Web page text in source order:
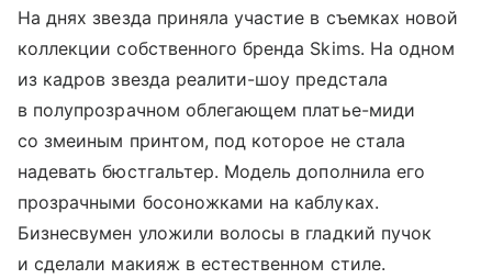
На днях звезда приняла участие в съемках новой
коллекции собственного бренда Skims. На одном
из кадров звезда реалити-шоу предстала
в полупрозрачном облегающем платье-миди
со змеиным принтом, под которое не стала
надевать бюстгальтер. Модель дополнила его
прозрачными босоножками на каблуках.
Бизнесвумен уложили волосы в гладкий пучок
и сделали макияж в естественном стиле.